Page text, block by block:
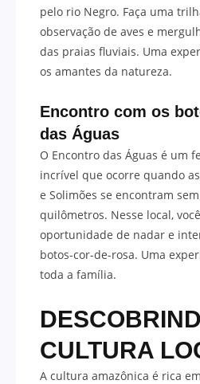
pelo rio Negro. Faça uma
observação de aves e
das praias fluviais. Uma
os amantes da natureza.
Encontro com os
das Águas
O Encontro das Águas é um
incrível que ocorre quando
e Solimões se encontram
quilômetros. Nesse local,
oportunidade de nadar e
botos-cor-de-rosa. Uma
toda a família.
CULTURA
A cultura amazônica é rica